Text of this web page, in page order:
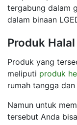
tergabung dalam
dalam binaan
Produk
Produk yang
meliputi produk
rumah tangga
Namun untuk
tersebut Anda